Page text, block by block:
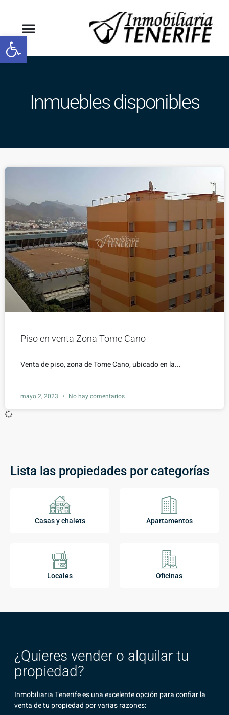
Abrir barra de herramientas
Inmuebles disponibles
Piso en venta Zona Tome Cano
Venta de piso, zona de Tome Cano, ubicado en la...
mayo 2, 2023 No hay comentarios
Lista las propiedades por categorías
Casas y chalets Apartamentos
Locales Oficinas
¿Quieres vender o alquilar tu
propiedad?
Inmobiliaria Tenerife es una excelente opción para confiar la
venta de tu propiedad por varias razones: